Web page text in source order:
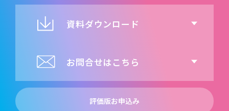
資料ダウンロード
お問合せはこちら
評価版お申込み